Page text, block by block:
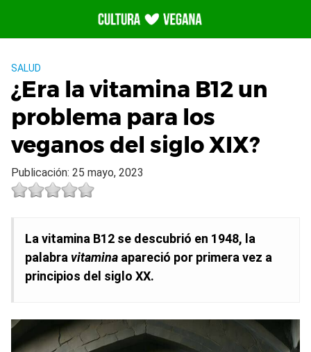
contenido
SALUD
¿Era la vitamina B12 un
problema para los
veganos del siglo XIX?
Publicación: 25 mayo, 2023
La vitamina B12 se descubrió en 1948, la
palabra vitamina apareció por primera vez a
principios del siglo XX.